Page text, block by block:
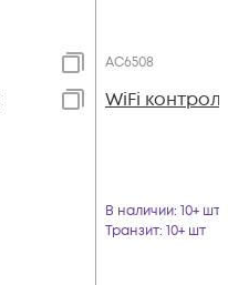
AC6508
WiFi
В наличии: 10+ шт
Транзит: 10+ шт